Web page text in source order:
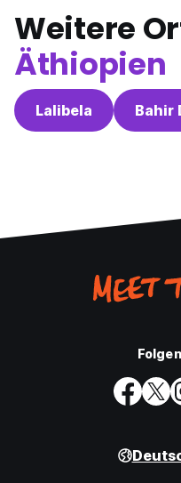
Weitere
Äthiopien
Lalibela Bahir